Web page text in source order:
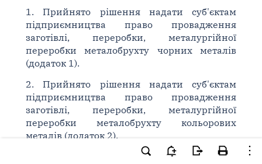
1. Прийнято рішення надати суб'єктам
підприємництва право провадження
заготівлі, переробки, металургійної
переробки металобрухту чорних металів
(додаток 1).
2. Прийнято рішення надати суб'єктам
підприємництва право провадження
заготівлі, переробки, металургійної
переробки металобрухту кольорових
металів (додаток 2).
2. Анулювати ліцензії/копії ліцензій: